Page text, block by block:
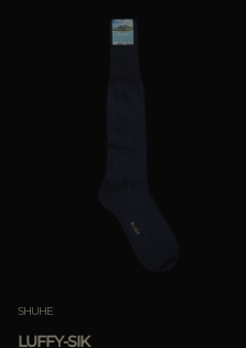
SHUHE
LUFFY-SIK